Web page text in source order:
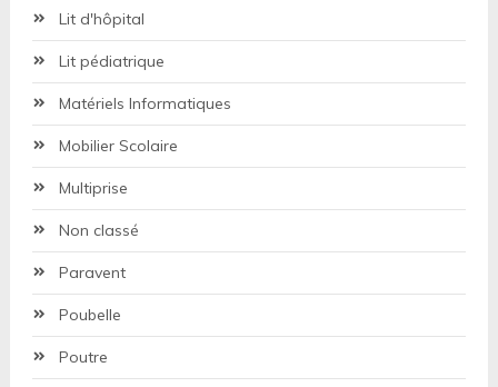
Lit d'hôpital
Lit pédiatrique
Matériels Informatiques
Mobilier Scolaire
Multiprise
Non classé
Paravent
Poubelle
Poutre